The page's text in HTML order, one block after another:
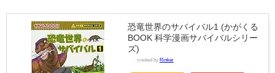
恐竜世界のサバイバル1 (かがくる
BOOK 科学漫画サバイバルシリー
ズ)
created by Rinker